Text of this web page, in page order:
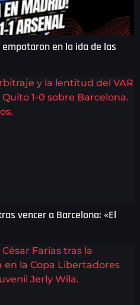
en la ida de las
vencer a Barcelona: «El